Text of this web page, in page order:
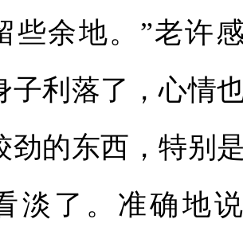
些余地。”老许
子利落了，心情
劲的东西，特别
淡了。准确地